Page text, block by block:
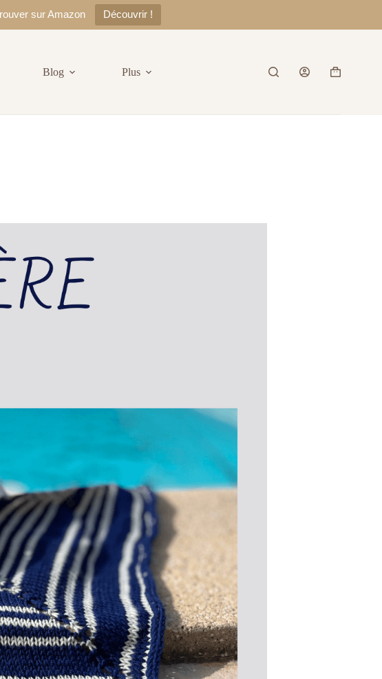
sur Amazon
Découvrir !
Blog Plus
Panier